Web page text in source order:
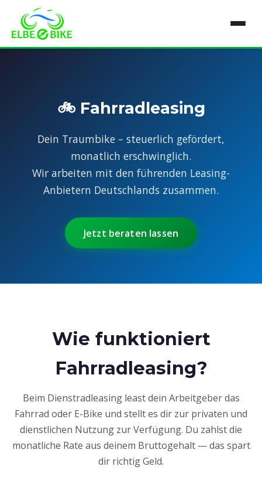
🚲 Fahrradleasing
Dein Traumbike – steuerlich gefördert,
monatlich erschwinglich.
Wir arbeiten mit den führenden Leasing-
Anbietern Deutschlands zusammen.
Jetzt beraten lassen
Wie funktioniert
Fahrradleasing?
Beim Dienstradleasing least dein Arbeitgeber das
Fahrrad oder E-Bike und stellt es dir zur privaten und
dienstlichen Nutzung zur Verfügung. Du zahlst die
monatliche Rate aus deinem Bruttogehalt — das spart
dir richtig Geld.